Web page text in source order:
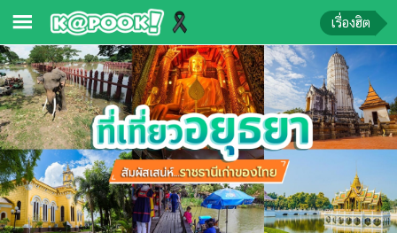
ข่าว-
ความ
รู้
ข่าว
ข่าว
บันเทิง
เรื่องฮิต